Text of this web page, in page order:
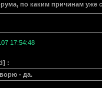
по каким причинам уже
17:54:48
:
- да.